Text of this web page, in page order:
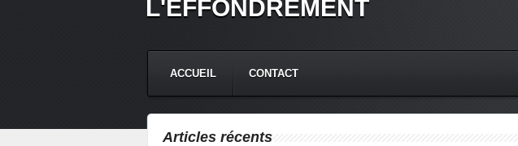
L'EFFONDREMENT
ACCUEIL CONTACT
Articles récents